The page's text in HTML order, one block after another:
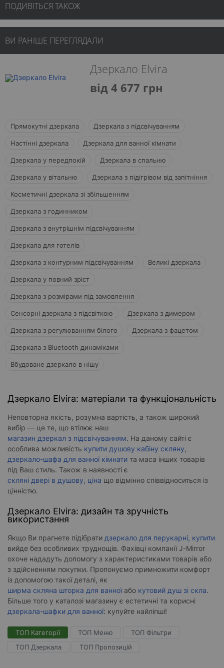
ПОДИВІТЬСЯ ТАКОЖ
ВИ РАНІШЕ ПЕРЕГЛЯДАЛИ
Дзеркало Elvira
від 4 677 грн
Прямокутні дзеркала Дзеркала з підсвічуванням
Настінні дзеркала Дзеркала для ванної кімнати
Дзеркала у передпокій Дзеркала в спальню
Дзеркала у вітальню Дзеркала з підігрівом від запітніння
Косметичні дзеркала зі збільшенням
Дзеркала з годинником
Дзеркала з внутрішнім підсвічуванням
Дзеркала для готелів
Дзеркала з контурним підсвічуванням Великі дзеркала
Дзеркала у повний зріст
Дзеркала з розмірами під замовлення
Сенсорні дзеркала з підсвіткою Дзеркала з димером
Дзеркала з регулюванням білого Дзеркала з фацетом
Дзеркала з Bluetooth динаміками
Вбудоване дзеркало в нішу
Дзеркало Elvira: матеріали та функціональність
Неповторна якість, розумна вартість, а також широкий
вибір — це те, що втілює наш
магазин дзеркал з підсвічуванням. На даному сайті є
особлива можливість купити душову кабіну скляну,
дзеркало-шафа для ванної кімнати та маса інших товарів
під Ваш стиль. Також в наявності є
скляні двері в душову, ціна що відмінно співвідноситься із
цінністю.
Дзеркало Elvira: дизайн та зручність
використання
Якщо Ви прагнете підібрати дзеркало для перукарні, купити
вийде без особливих труднощів. Фахівці компанії J-Mirror
охоче нададуть допомогу з характеристиками товарів або
з здійсненням покупки. Пропонуємо примножити комфорт
із допомогою такої деталі, як
ширма скляна шторка для ванноїабо кутовий душ зі скла.
Більше того у каталозі магазину є естетичні та корисні
дзеркала-шафки для ванної: купуйте найліпші!
ТОП Категорії ТОП Меню
ТОП Фільтри
ТОП Дзеркала
ТОП Пропозицій